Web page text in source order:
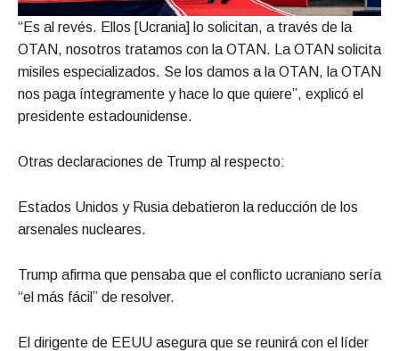
“Es al revés. Ellos [Ucrania] lo solicitan, a través de la
OTAN, nosotros tratamos con la OTAN. La OTAN solicita
misiles especializados. Se los damos a la OTAN, la OTAN
nos paga íntegramente y hace lo que quiere”, explicó el
presidente estadounidense.
Otras declaraciones de Trump al respecto:
Estados Unidos y Rusia debatieron la reducción de los
arsenales nucleares.
Trump afirma que pensaba que el conflicto ucraniano sería
“el más fácil” de resolver.
El dirigente de EEUU asegura que se reunirá con el líder